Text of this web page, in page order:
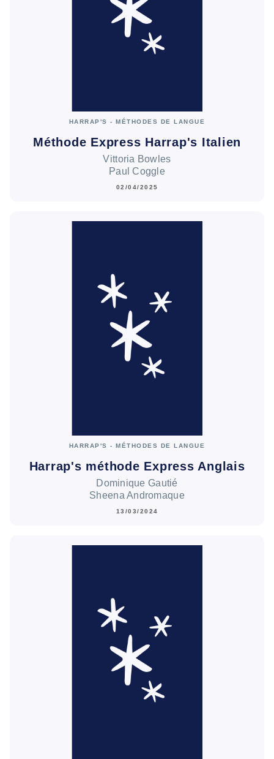
HARRAP'S - MÉTHODES DE LANGUE
Méthode Express Harrap's Italien
Vittoria Bowles
Paul Coggle
02/04/2025
HARRAP'S - MÉTHODES DE LANGUE
Harrap's méthode Express Anglais
Dominique Gautié
Sheena Andromaque
13/03/2024